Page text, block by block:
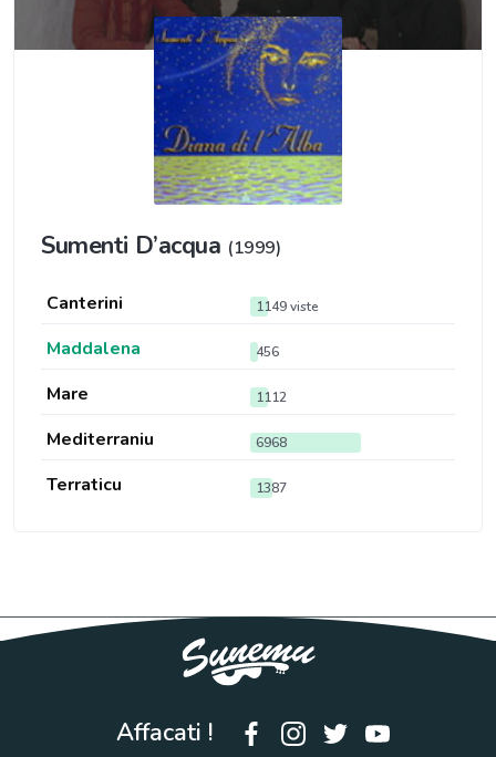
Sumenti D’acqua (1999)
Canterini 1149 viste
Maddalena 456
Mare 1112
Mediterraniu 6968
Terraticu 1387
Affacati !